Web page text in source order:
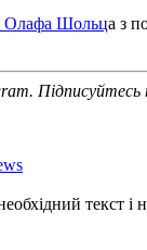
Олафа Шольца з
Підписуйтесь
текст